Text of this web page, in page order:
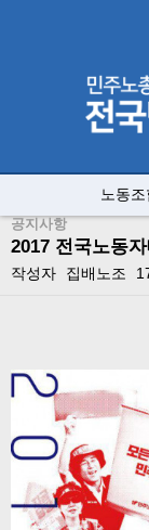
노동
공지사항
2017 전국노동
작성자 집배노조
본문